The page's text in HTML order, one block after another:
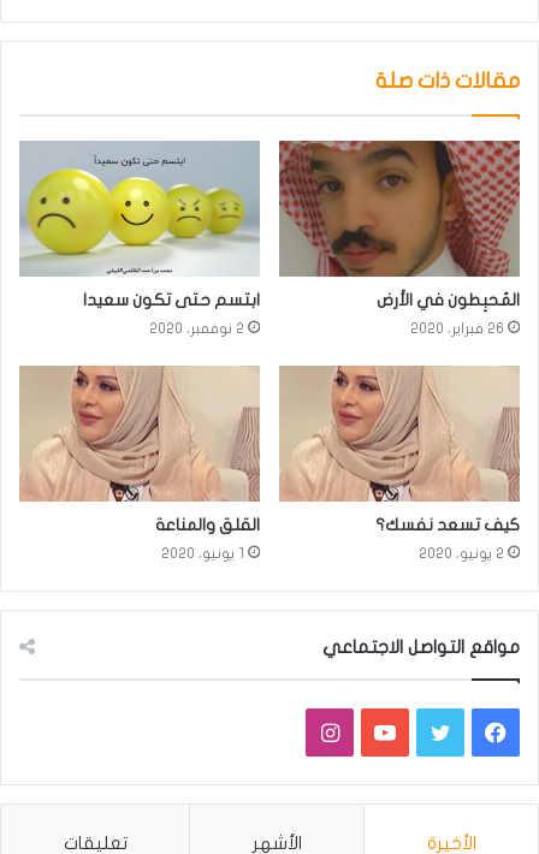
مقالات ذات صلة
المُحبِطون في الأرض
26 فبراير، 2020
ابتسم حتى تكون سعيدا
2 نوفمبر، 2020
كيف تسعد نفسك؟
2 يونيو، 2020
القلق والمناعة
1 يونيو، 2020
مواقع التواصل الاجتماعي
فيسبوكتويتر يوتيوبانستقرام
الأخيرة الأشهر تعليقات